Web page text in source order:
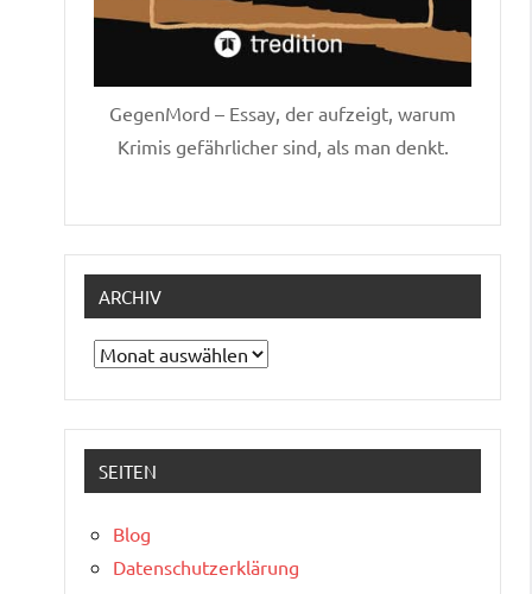
GegenMord – Essay, der aufzeigt, warum
Krimis gefährlicher sind, als man denkt.
ARCHIV
Archiv
SEITEN
Blog
Datenschutzerklärung